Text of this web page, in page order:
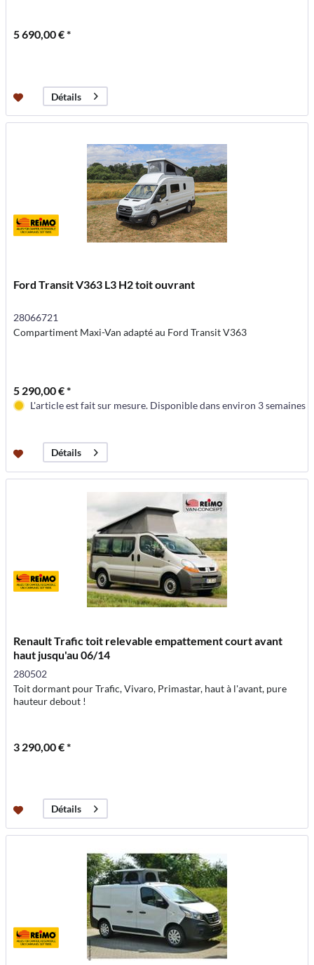
5 690,00 € *
Détails
Ford Transit V363 L3 H2 toit ouvrant
28066721
Compartiment Maxi-Van adapté au Ford Transit V363
5 290,00 € *
L'article est fait sur mesure. Disponible dans environ 3 semaines
Détails
Renault Trafic toit relevable empattement court avant
haut jusqu'au 06/14
280502
Toit dormant pour Trafic, Vivaro, Primastar, haut à l'avant, pure
hauteur debout !
3 290,00 € *
Détails